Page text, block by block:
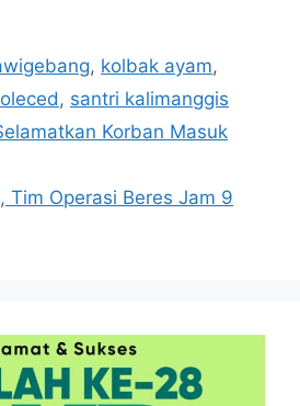
, kolbak ayam,
oleced, santri kalimanggis
Korban Masuk
Tim Operasi Beres Jam 9